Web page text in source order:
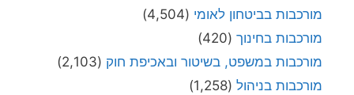
מורכבות בביטחון לאומי (4,504)
מורכבות בחינוך (420)
מורכבות במשפט, בשיטור ובאכיפת חוק (2,103)
מורכבות בניהול (1,258)